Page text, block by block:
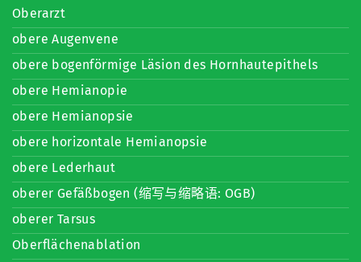
Oberarzt
obere Augenvene
obere bogenförmige Läsion des Hornhautepithels
obere Hemianopie
obere Hemianopsie
obere horizontale Hemianopsie
obere Lederhaut
oberer Gefäßbogen (缩写与缩略语: OGB)
oberer Tarsus
Oberflächenablation